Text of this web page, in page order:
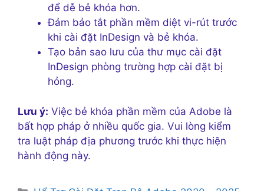
để dễ bẻ khóa hơn.
Đảm bảo tắt phần mềm diệt vi-rút trước
khi cài đặt InDesign và bẻ khóa.
Tạo bản sao lưu của thư mục cài đặt
InDesign phòng trường hợp cài đặt bị
hỏng.
Lưu ý: Việc bẻ khóa phần mềm của Adobe là
bất hợp pháp ở nhiều quốc gia. Vui lòng kiểm
tra luật pháp địa phương trước khi thực hiện
hành động này.